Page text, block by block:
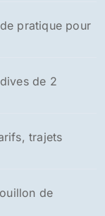
pratique pour
de 2
trajets
de